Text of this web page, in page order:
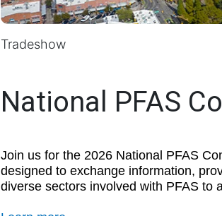
Tradeshow
National PFAS
Join us for the 2026 National PFAS
designed to exchange information,
diverse sectors involved with PFAS to